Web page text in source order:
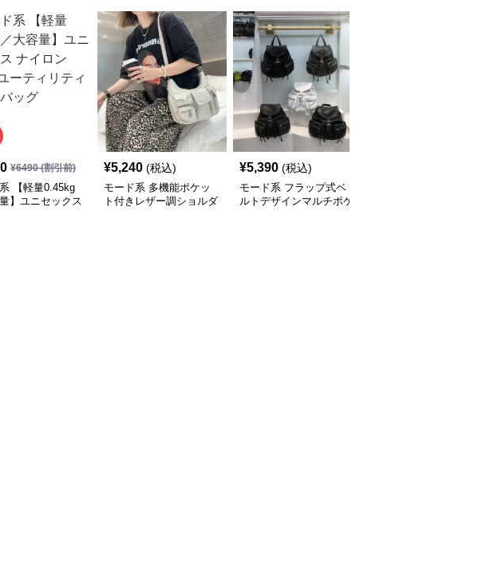
¥6490(割引前)
【軽量0.45kg
】ユニセックス
¥5,240 (税込)
モード系 多機能ポケッ
ト付きレザー調ショルダ
¥5,390 (税込)
モード系 フラップ式ベ
ルトデザインマルチポケ